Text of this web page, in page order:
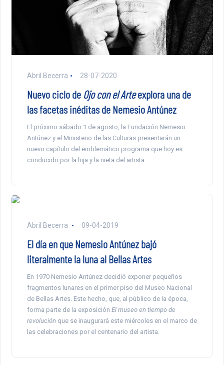
Abril Becerra 28-07-2020
Nuevo ciclo de Ojo con el Arteexplora una de
las facetas inéditas de Nemesio Antúnez
El próximo sábado 1 de agosto, la Fundación Nemesio
Antúnez y el Ministerio de las Culturas presentarán un
nuevo capítulo del emblemático programa que hoy es
conducido por la hija y la nieta del artista.
Abril Becerra 09-04-2019
El día en que Nemesio Antúnez bajó
literalmente la luna al Bellas Artes
En 1970 Nemesio Antúnez decidió exponer pequeños
fragmentos lunares en el primer piso del Museo Nacional
de Bellas Artes. Este hecho, que, al público de la época,
forma parte de la exposición El museo en tiempo de
revolución que se inaugurará este miércoles en el marco de
las celebraciones por el centenario del artista.